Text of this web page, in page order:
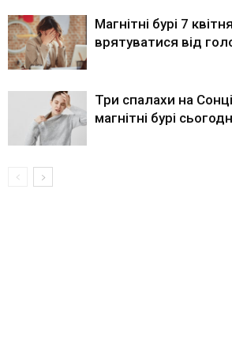
Магнітні бурі 7
врятуватися від
Три спалахи на
магнітні бурі